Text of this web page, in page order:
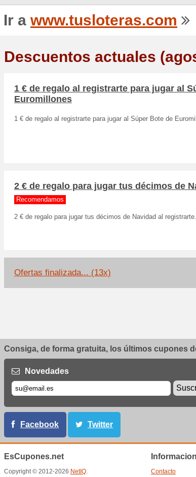
Ir a www.tusloteras.com
Descuentos actuales
1 € de regalo al registrarte para jugar al
Euromillones
1 € de regalo al registrarte para jugar al Súper Bote de
2 € de regalo para jugar tus décimos de
Recomendamos
2 € de regalo para jugar tus décimos de Navidad al registrarte.
Ofertas finalizada... (13x)
Consiga, de forma gratuita, los últimos cupones
Novedades
Facebook Twitter
EsCupones.net
Copyright © 2012-2026 NetIQ. Contacto